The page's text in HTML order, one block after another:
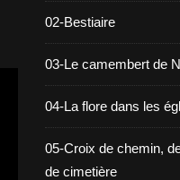
02-Bestiaire
03-Le camembert de
04-La flore dans les
05-Croix de chemin,
de cimetière